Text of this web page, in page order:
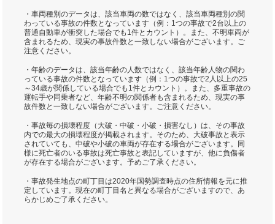
・車両種別のデータは、該当車両の数ではなく、該当車両種別の関
わっている事故の件数となっています（例：1つの事故で2台以上の
普通自動車が衝突した場合でも1件とカウント）。また、不明車両が
含まれるため、現実の事故件数と一致しない場合がございます。ご
注意ください。
・年齢のデータは、該当年齢の人数ではなく、該当年齢人物の関わ
っている事故の件数となっています（例：1つの事故で2人以上の25
～34歳が関係している場合でも1件とカウント）。また、多重事故の
運転手や同乗者など、年齢不明の関係者も含まれるため、現実の事
故件数と一致しない場合がございます。ご注意ください。
・事故毎の損壊程度（大破・中破・小破・損害なし）は、その事故
内での最大の損壊程度が掲載されます。そのため、大破事故と表示
されていても、中破や小破の車両が存在する場合がございます。同
様に死亡者のいる事故は死亡事故と表記していますが、他に負傷者
が存在する場合がございます。予めご了承ください。
・事故発生地点の町丁目は2020年国勢調査時点の住所情報を元に推
定しています。現在の町丁目名と異なる場合がございますので、あ
らかじめご了承ください。